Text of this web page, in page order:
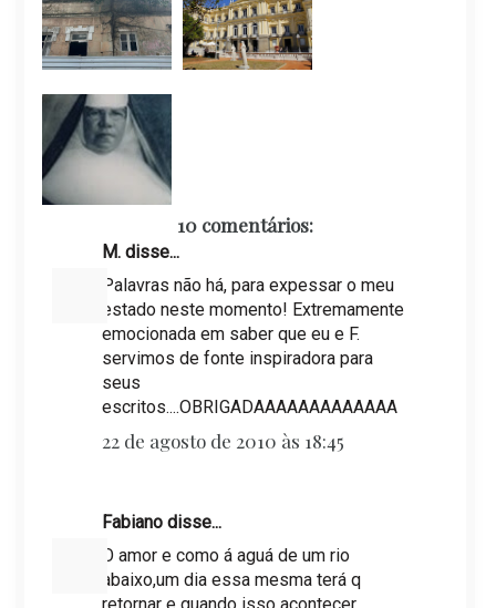
10 comentários:
M. disse...
Palavras não há, para expessar o meu
estado neste momento! Extremamente
emocionada em saber que eu e F.
servimos de fonte inspiradora para
seus
escritos....OBRIGADAAAAAAAAAAAAA
22 de agosto de 2010 às 18:45
Fabiano disse...
O amor e como á aguá de um rio
abaixo,um dia essa mesma terá q